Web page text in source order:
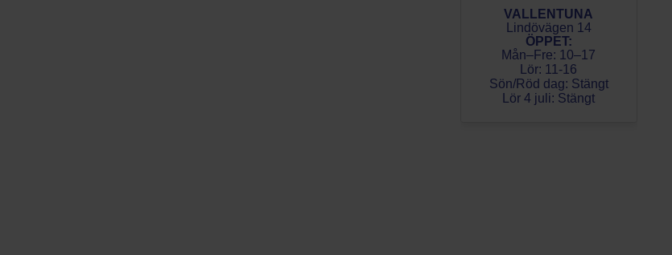
VALLENTUNA
Lindövägen 14
ÖPPET:
Mån–Fre: 10–17
Lör: 11-16
Sön/Röd dag: Stängt
Lör 4 juli: Stängt